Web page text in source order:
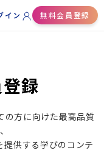
イン 無料会員登録
録
の方に向けた最高品質
供する学びのコンテ